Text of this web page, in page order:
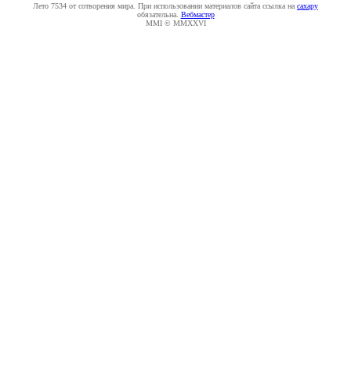
Лето 7534 от сотворения мира. При использовании материалов сайта ссылка на caxapу
обязательна. Вебмастер
MMI © MMXXVI